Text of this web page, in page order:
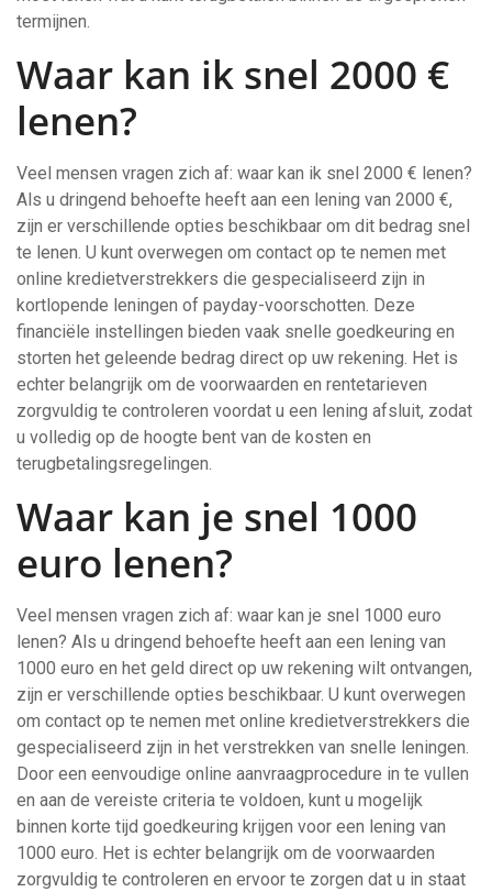
termijnen.
Waar kan ik snel 2000 €
lenen?
Veel mensen vragen zich af: waar kan ik snel 2000 € lenen?
Als u dringend behoefte heeft aan een lening van 2000 €,
zijn er verschillende opties beschikbaar om dit bedrag snel
te lenen. U kunt overwegen om contact op te nemen met
online kredietverstrekkers die gespecialiseerd zijn in
kortlopende leningen of payday-voorschotten. Deze
financiële instellingen bieden vaak snelle goedkeuring en
storten het geleende bedrag direct op uw rekening. Het is
echter belangrijk om de voorwaarden en rentetarieven
zorgvuldig te controleren voordat u een lening afsluit, zodat
u volledig op de hoogte bent van de kosten en
terugbetalingsregelingen.
Waar kan je snel 1000
euro lenen?
Veel mensen vragen zich af: waar kan je snel 1000 euro
lenen? Als u dringend behoefte heeft aan een lening van
1000 euro en het geld direct op uw rekening wilt ontvangen,
zijn er verschillende opties beschikbaar. U kunt overwegen
om contact op te nemen met online kredietverstrekkers die
gespecialiseerd zijn in het verstrekken van snelle leningen.
Door een eenvoudige online aanvraagprocedure in te vullen
en aan de vereiste criteria te voldoen, kunt u mogelijk
binnen korte tijd goedkeuring krijgen voor een lening van
1000 euro. Het is echter belangrijk om de voorwaarden
zorgvuldig te controleren en ervoor te zorgen dat u in staat